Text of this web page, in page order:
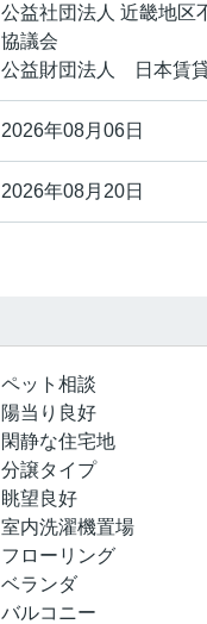
公益社団法人 近畿地区
協議会
公益財団法人 日本賃
2026年08月06日
2026年08月20日
ペット相談
陽当り良好
閑静な住宅地
分譲タイプ
眺望良好
室内洗濯機置場
フローリング
ベランダ
バルコニー